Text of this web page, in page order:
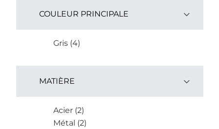
COULEUR PRINCIPALE
Gris (4)
MATIÈRE
Acier (2)
Métal (2)